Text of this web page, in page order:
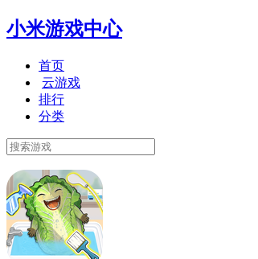
小米游戏中心
首页
云游戏
排行
分类